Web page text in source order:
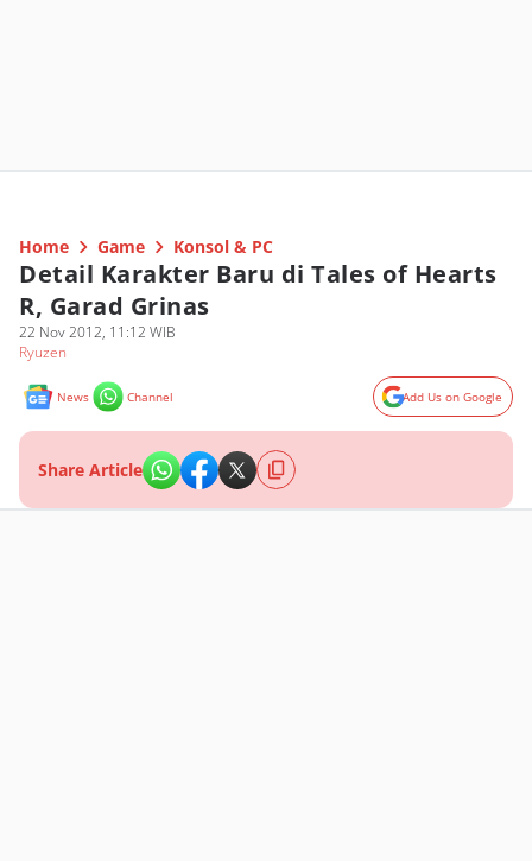
Home Game Konsol & PC
Detail Karakter Baru di Tales of Hearts
R, Garad Grinas
22 Nov 2012, 11:12 WIB
Ryuzen
News Channel Add Us on Google
Share Article